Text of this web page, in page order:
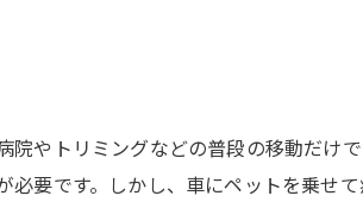
やトリミングなどの普段の移動だけ
必要です。しかし、車にペットを乗せ